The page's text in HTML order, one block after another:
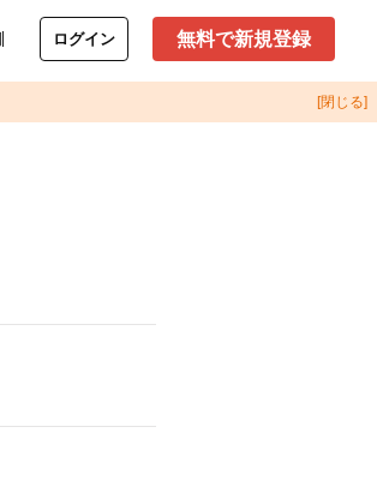
ログイン 無料で新規登録
[閉じる]